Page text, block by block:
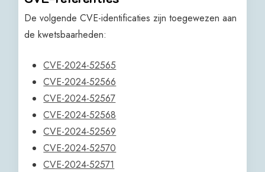
De volgende CVE-identificaties zijn toegewezen aan
de kwetsbaarheden:
CVE-2024-52565
CVE-2024-52566
CVE-2024-52567
CVE-2024-52568
CVE-2024-52569
CVE-2024-52570
CVE-2024-52571